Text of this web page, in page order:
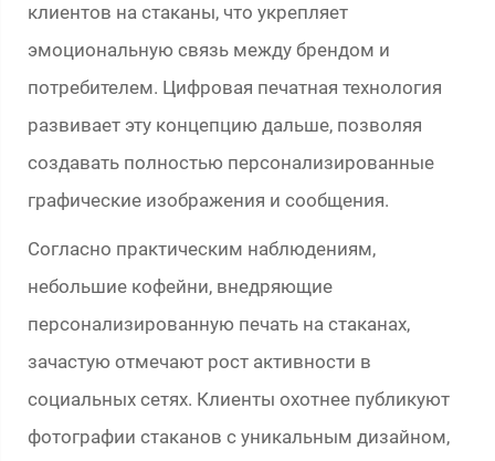
клиентов на стаканы, что укрепляет
эмоциональную связь между брендом и
потребителем. Цифровая печатная технология
развивает эту концепцию дальше, позволяя
создавать полностью персонализированные
графические изображения и сообщения.
Согласно практическим наблюдениям,
небольшие кофейни, внедряющие
персонализированную печать на стаканах,
зачастую отмечают рост активности в
социальных сетях. Клиенты охотнее публикуют
фотографии стаканов с уникальным дизайном,